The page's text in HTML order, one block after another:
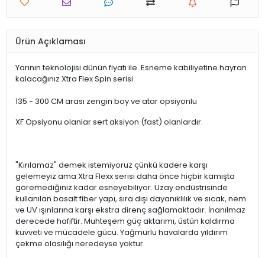
Ürün Açıklaması
Yarının teknolojisi dünün fiyatı ile. Esneme kabiliyetine hayran
kalacağınız Xtra Flex Spin serisi
135 - 300 CM arası zengin boy ve atar opsiyonlu
XF Opsiyonu olanlar sert aksiyon (fast) olanlardır.
"Kırılamaz" demek istemiyoruz çünkü kadere karşı
gelemeyiz ama Xtra Flexx serisi daha önce hiçbir kamışta
göremediğiniz kadar esneyebiliyor. Uzay endüstrisinde
kullanılan basalt fiber yapı, sıra dışı dayanıklılık ve sıcak, nem
ve UV ışınlarına karşı ekstra direnç sağlamaktadır. İnanılmaz
derecede hafiftir. Muhteşem güç aktarımı, üstün kaldırma
kuvveti ve mücadele gücü. Yağmurlu havalarda yıldırım
çekme olasılığı neredeyse yoktur.